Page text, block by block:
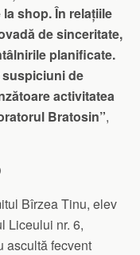
shop. În relațiile
de sinceritate,
planificate.
de
activitatea
Bratosin”,
Bîrzea Tinu, elev
Liceului nr. 6,
ascultă fecvent